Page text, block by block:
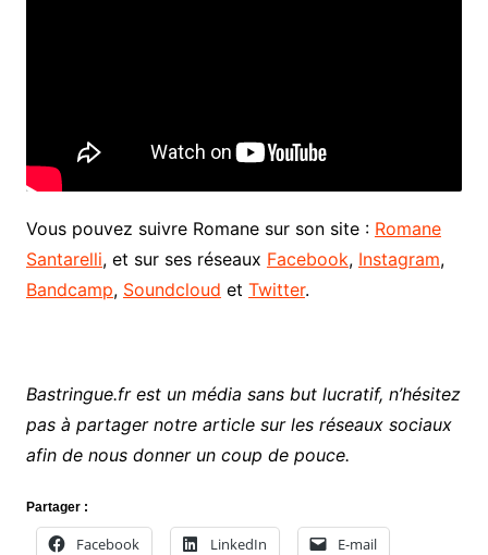
Vous pouvez suivre Romane sur son site : Romane
Santarelli, et sur ses réseaux Facebook, Instagram,
Bandcamp, Soundcloud et Twitter.
Bastringue.fr est un média sans but lucratif, n’hésitez
pas à partager notre article sur les réseaux sociaux
afin de nous donner un coup de pouce.
Partager :
Facebook LinkedIn E-mail